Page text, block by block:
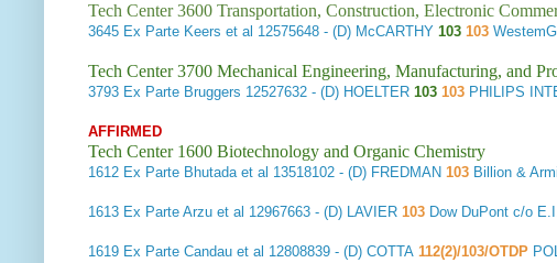
Tech Center 3600 Transportation, Construction, Electronic
3645 Ex Parte Keers et al 12575648 - (D) McCARTHY 103 103
Tech Center 3700 Mechanical Engineering, Manufacturing, and
3793 Ex Parte Bruggers 12527632 - (D) HOELTER 103 103 PHILIPS
AFFIRMED
Tech Center 1600 Biotechnology and Organic Chemistry
1612 Ex Parte Bhutada et al 13518102 - (D) FREDMAN 103 Billion &
1613 Ex Parte Arzu et al 12967663 - (D) LAVIER 103 Dow DuPont c/o
1619 Ex Parte Candau et al 12808839 - (D) COTTA 112(2)/103/OTDP